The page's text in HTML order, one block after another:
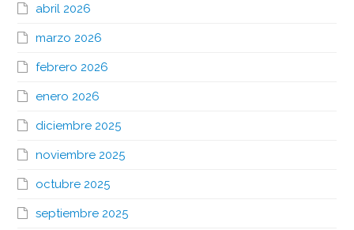
abril 2026
marzo 2026
febrero 2026
enero 2026
diciembre 2025
noviembre 2025
octubre 2025
septiembre 2025